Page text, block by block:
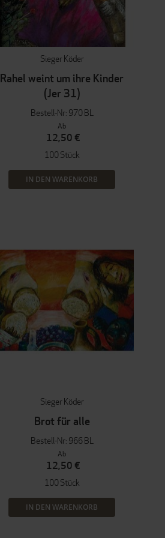
Sieger Köder
Rahel weint um ihre Kinder
(Jer 31)
Bestell-Nr: 970 BL
Ab
12,50 €
100 Stück
IN DEN WARENKORB
Sieger Köder
Brot für alle
Bestell-Nr: 966 BL
Ab
12,50 €
100 Stück
IN DEN WARENKORB